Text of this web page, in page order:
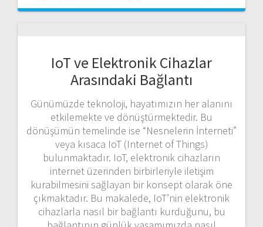
IoT ve Elektronik Cihazlar
Arasındaki Bağlantı
Günümüzde teknoloji, hayatımızın her alanını
etkilemekte ve dönüştürmektedir. Bu
dönüşümün temelinde ise “Nesnelerin İnterneti”
veya kısaca IoT (Internet of Things)
bulunmaktadır. IoT, elektronik cihazların
internet üzerinden birbirleriyle iletişim
kurabilmesini sağlayan bir konsept olarak öne
çıkmaktadır. Bu makalede, IoT’nin elektronik
cihazlarla nasıl bir bağlantı kurduğunu, bu